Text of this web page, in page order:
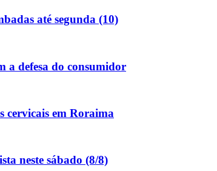
até segunda (10)
a defesa do consumidor
cervicais em Roraima
neste sábado (8/8)